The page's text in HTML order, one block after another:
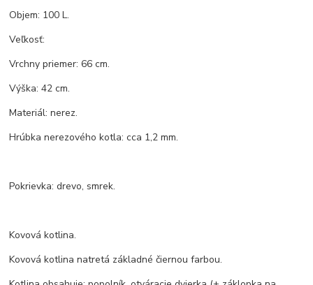
Objem: 100 L.
Veľkosť:
Vrchny priemer: 66 cm.
Výška: 42 cm.
Materiál: nerez.
Hrúbka nerezového kotla: cca 1,2 mm.
Pokrievka: drevo, smrek.
Kovová kotlina.
Kovová kotlina natretá základné čiernou farbou.